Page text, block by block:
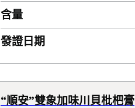
含量
發證日期
“順安”雙象加味川貝枇杷膏